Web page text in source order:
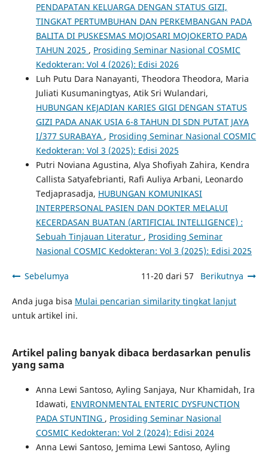
PENDAPATAN KELUARGA DENGAN STATUS GIZI,
TINGKAT PERTUMBUHAN DAN PERKEMBANGAN PADA
BALITA DI PUSKESMAS MOJOSARI MOJOKERTO PADA
TAHUN 2025 , Prosiding Seminar Nasional COSMIC
Kedokteran: Vol 4 (2026): Edisi 2026
Luh Putu Dara Nanayanti, Theodora Theodora, Maria
Juliati Kusumaningtyas, Atik Sri Wulandari,
HUBUNGAN KEJADIAN KARIES GIGI DENGAN STATUS
GIZI PADA ANAK USIA 6-8 TAHUN DI SDN PUTAT JAYA
I/377 SURABAYA , Prosiding Seminar Nasional COSMIC
Kedokteran: Vol 3 (2025): Edisi 2025
Putri Noviana Agustina, Alya Shofiyah Zahira, Kendra
Callista Satyafebrianti, Rafi Auliya Arbani, Leonardo
Tedjaprasadja, HUBUNGAN KOMUNIKASI
INTERPERSONAL PASIEN DAN DOKTER MELALUI
KECERDASAN BUATAN (ARTIFICIAL INTELLIGENCE) :
Sebuah Tinjauan Literatur , Prosiding Seminar
Nasional COSMIC Kedokteran: Vol 3 (2025): Edisi 2025
Sebelumya 11-20 dari 57 Berikutnya
Anda juga bisa Mulai pencarian similarity tingkat lanjut
untuk artikel ini.
Artikel paling banyak dibaca berdasarkan penulis
yang sama
Anna Lewi Santoso, Ayling Sanjaya, Nur Khamidah, Ira
Idawati, ENVIRONMENTAL ENTERIC DYSFUNCTION
PADA STUNTING , Prosiding Seminar Nasional
COSMIC Kedokteran: Vol 2 (2024): Edisi 2024
Anna Lewi Santoso, Jemima Lewi Santoso, Ayling